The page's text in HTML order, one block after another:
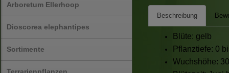
Arboretum Ellerhoop
Dioscorea elephantipes
Sortimente
Beschreibung
Blüte: gelb
Pflanztiefe: 0
Wuchshöhe: